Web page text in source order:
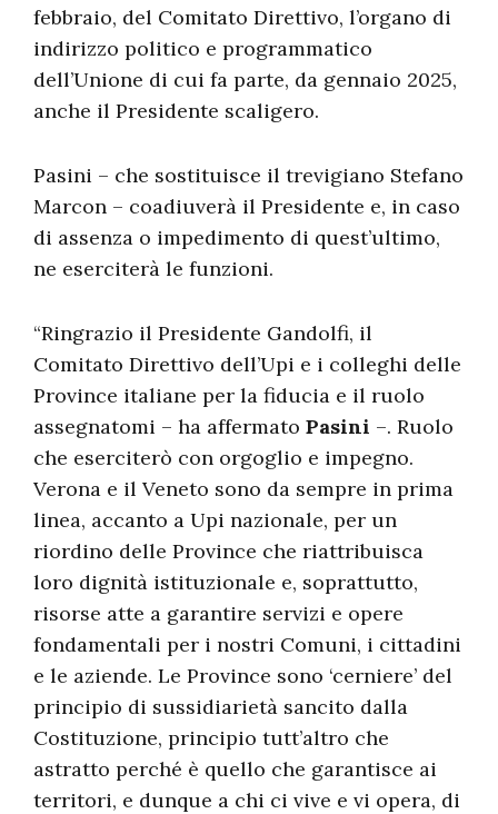
febbraio, del Comitato Direttivo, l’organo di
indirizzo politico e programmatico
dell’Unione di cui fa parte, da gennaio 2025,
anche il Presidente scaligero.
Pasini – che sostituisce il trevigiano Stefano
Marcon – coadiuverà il Presidente e, in caso
di assenza o impedimento di quest’ultimo,
ne eserciterà le funzioni.
“Ringrazio il Presidente Gandolfi, il
Comitato Direttivo dell’Upi e i colleghi delle
Province italiane per la fiducia e il ruolo
assegnatomi – ha affermato Pasini –. Ruolo
che eserciterò con orgoglio e impegno.
Verona e il Veneto sono da sempre in prima
linea, accanto a Upi nazionale, per un
riordino delle Province che riattribuisca
loro dignità istituzionale e, soprattutto,
risorse atte a garantire servizi e opere
fondamentali per i nostri Comuni, i cittadini
e le aziende. Le Province sono ‘cerniere’ del
principio di sussidiarietà sancito dalla
Costituzione, principio tutt’altro che
astratto perché è quello che garantisce ai
territori, e dunque a chi ci vive e vi opera, di